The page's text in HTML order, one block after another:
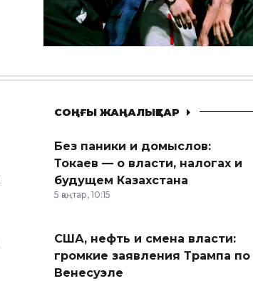
СОҢҒЫ ЖАҢАЛЫҚТАР
Без паники и домыслов:
Токаев — о власти, налогах и
будущем Казахстана
5 қаңтар, 10:15
США, нефть и смена власти:
громкие заявления Трампа по
Венесуэле